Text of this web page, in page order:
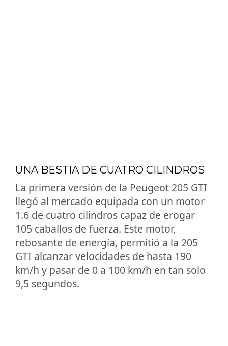
UNA BESTIA DE CUATRO CILINDROS
La primera versión de la Peugeot 205 GTI
llegó al mercado equipada con un motor
1.6 de cuatro cilindros capaz de erogar
105 caballos de fuerza. Este motor,
rebosante de energía, permitió a la 205
GTI alcanzar velocidades de hasta 190
km/h y pasar de 0 a 100 km/h en tan solo
9,5 segundos.